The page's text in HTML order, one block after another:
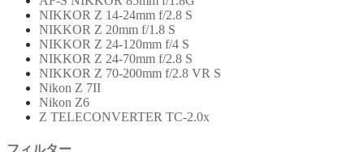
NIKKOR Z 14-24mm f/2.8 S
NIKKOR Z 20mm f/1.8 S
NIKKOR Z 24-120mm f/4 S
NIKKOR Z 24-70mm f/2.8 S
NIKKOR Z 70-200mm f/2.8 VR S
Nikon Z 7II
Nikon Z6
Z TELECONVERTER TC-2.0x